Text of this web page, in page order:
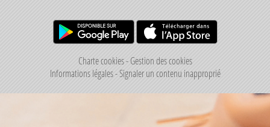
Charte cookies Gestion des cookies
Informations légales Signaler un contenu inapproprié